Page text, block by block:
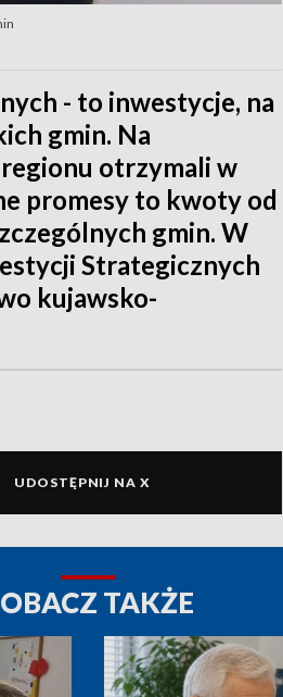
- to inwestycje, na
gmin. Na
otrzymali w
promesy to kwoty od
gmin. W
Strategicznych
kujawsko-
UDOSTĘPNIJ NA X
TAKŻE